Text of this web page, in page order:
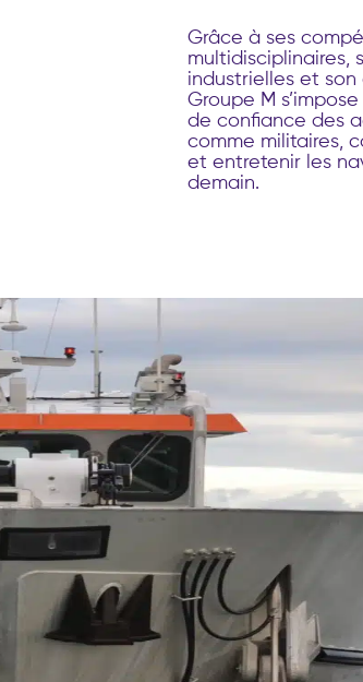
Grâce à ses
multidisciplinaires,
industrielles et
Groupe M
de confiance des
comme militaires,
et entretenir les
demain.